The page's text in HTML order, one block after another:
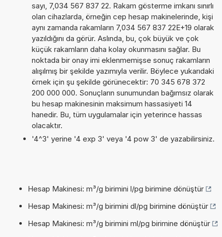
sayı, 7,034 567 837 22. Rakam gösterme imkanı sınırlı
olan cihazlarda, örneğin cep hesap makinelerinde, kişi
aynı zamanda rakamların 7,034 567 837 22E+19 olarak
yazıldığını da görür. Aslında, bu, çok büyük ve çok
küçük rakamların daha kolay okunmasını sağlar. Bu
noktada bir onay imi eklenmemişse sonuç rakamların
alışılmış bir şekilde yazımıyla verilir. Böylece yukarıdaki
örnek için şu şekilde görünecektir: 70 345 678 372
200 000 000. Sonuçların sunumundan bağımsız olarak
bu hesap makinesinin maksimum hassasiyeti 14
hanedir. Bu, tüm uygulamalar için yeterince hassas
olacaktır.
'4^3' yerine '4 exp 3' veya '4 pow 3' de yazabilirsiniz.
Hesap Makinesi: m³/g birimini l/pg birimine dönüştür
Hesap Makinesi: m³/g birimini dl/pg birimine dönüştür
Hesap Makinesi: m³/g birimini ml/pg birimine dönüştür